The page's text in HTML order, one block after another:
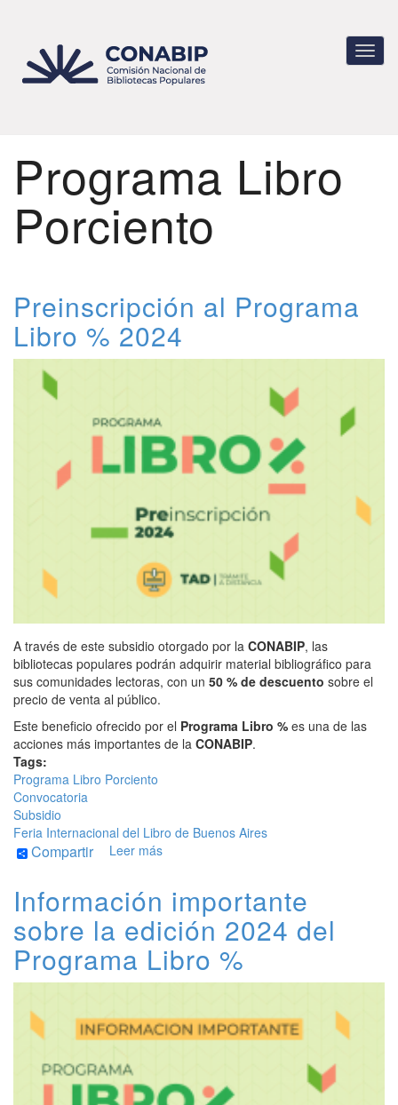
contenido
principal
Programa Libro
Porciento
Preinscripción al Programa
Libro % 2024
A través de este subsidio otorgado por la CONABIP, las
bibliotecas populares podrán adquirir material bibliográfico para
sus comunidades lectoras, con un 50 % de descuento sobre el
precio de venta al público.
Este beneficio ofrecido por el Programa Libro % es una de las
acciones más importantes de la CONABIP.
Tags:
Programa Libro Porciento
Convocatoria
Subsidio
Feria Internacional del Libro de Buenos Aires
Compartir Leer más
Programa
Libro
%
2024
Información importante
sobre la edición 2024 del
Programa Libro %